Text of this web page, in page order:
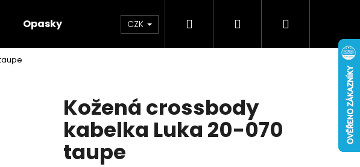
Opasky Doplňky Novinky
CZK Hledat PřihlášeníNákupní
Kožená crossbody
kabelka Luka 20-070
taupe